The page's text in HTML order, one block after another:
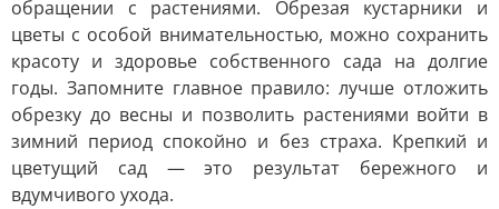
обращении с растениями. Обрезая кустарники и
цветы с особой внимательностью, можно сохранить
красоту и здоровье собственного сада на долгие
годы. Запомните главное правило: лучше отложить
обрезку до весны и позволить растениями войти в
зимний период спокойно и без страха. Крепкий и
цветущий сад — это результат бережного и
вдумчивого ухода.